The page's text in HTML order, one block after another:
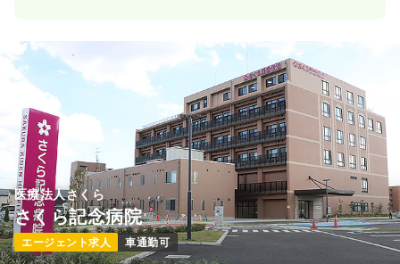
給与 賞与4ヶ月
※一例
8:45～17:45
（休憩60分）
気になる 詳細を見る
介護・福祉系正看護師 特別養護老人ホーム
日勤のみ（常勤）
医療法人さくら
さくら記念病院
エージェント求人 車通勤可